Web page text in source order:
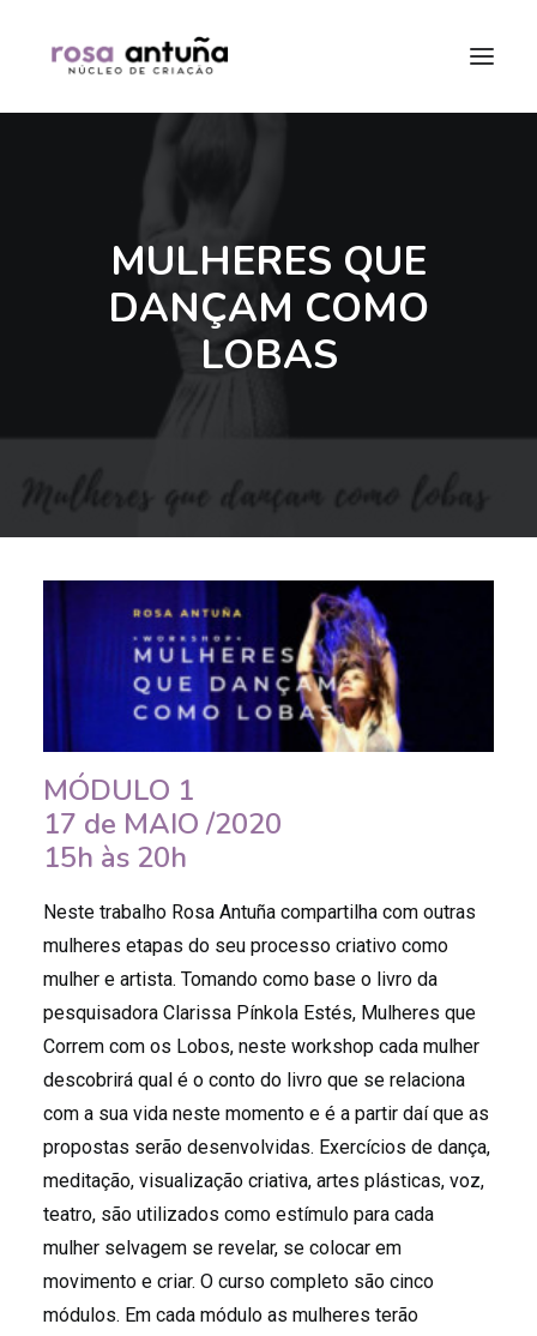
MULHERES QUE
DANÇAM COMO
LOBAS
MÓDULO 1
17 de MAIO /2020
15h às 20h
Neste trabalho Rosa Antuña compartilha com outras
mulheres etapas do seu processo criativo como
mulher e artista. Tomando como base o livro da
pesquisadora Clarissa Pínkola Estés, Mulheres que
Correm com os Lobos, neste workshop cada mulher
descobrirá qual é o conto do livro que se relaciona
com a sua vida neste momento e é a partir daí que as
propostas serão desenvolvidas. Exercícios de dança,
meditação, visualização criativa, artes plásticas, voz,
teatro, são utilizados como estímulo para cada
mulher selvagem se revelar, se colocar em
movimento e criar. O curso completo são cinco
módulos. Em cada módulo as mulheres terão